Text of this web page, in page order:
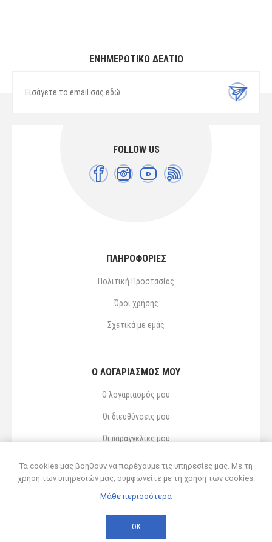
ΕΝΗΜΕΡΩΤΙΚΌ ΔΕΛΤΊΟ
FOLLOW US
ΠΛΗΡΟΦΟΡΙΕΣ
Πολιτική Προστασίας
Όροι χρήσης
Σχετικά με εμάς
Ο ΛΟΓΑΡΙΑΣΜΌΣ ΜΟΥ
Ο λογαριασμός μου
Οι διευθύνσεις μου
Οι παραγγελίες μου
© 2026 Δ ΚΥΡΣΑΝΙΔΗΣ ΚΑΙ ΥΙΟΣ ΟΕ
Τα cookies μας βοηθούν να παρέχουμε τις υπηρεσίες μας. Με τη
χρήση των υπηρεσιών μας, συμφωνείτε με τη χρήση των cookies.
Μάθε περισσότερα
ΟΚ